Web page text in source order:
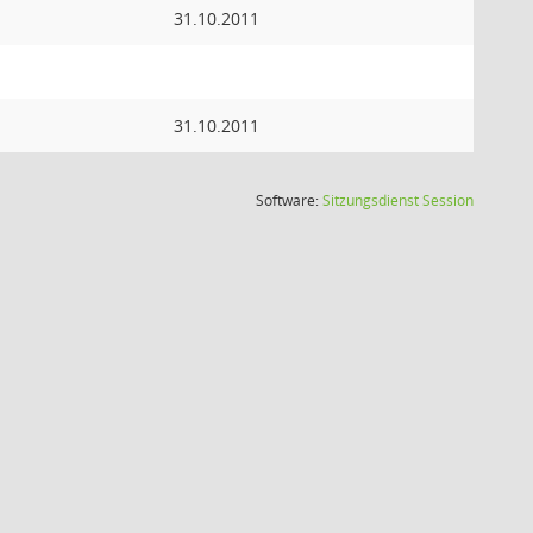
31.10.2011
31.10.2011
Software:SitzungsdienstSession(Wird in